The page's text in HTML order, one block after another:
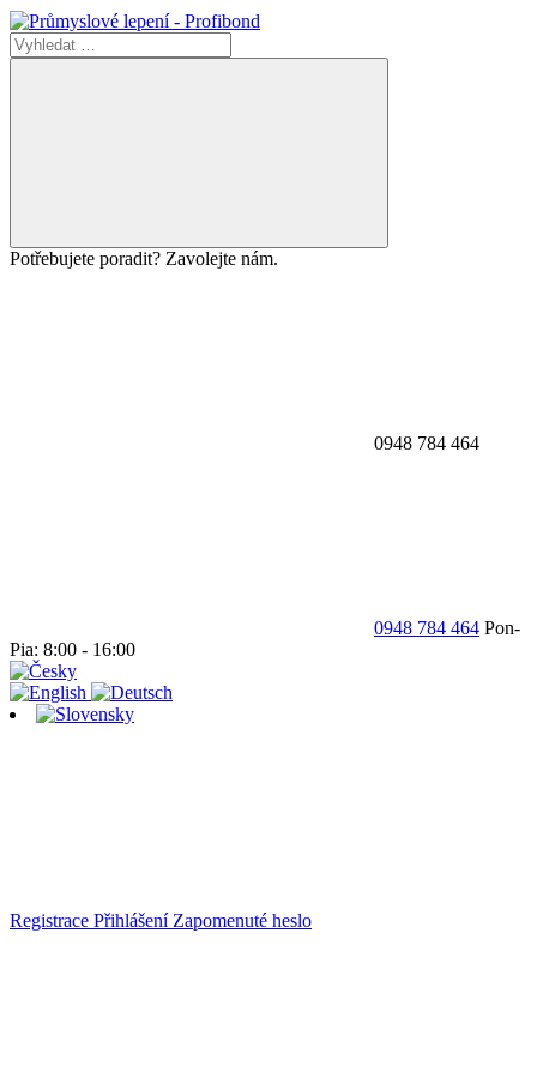
Potřebujete poradit? Zavolejte nám.
0948 784 464
0948 784 464 Pon-
Pia: 8:00 - 16:00
Registrace Přihlášení Zapomenuté heslo